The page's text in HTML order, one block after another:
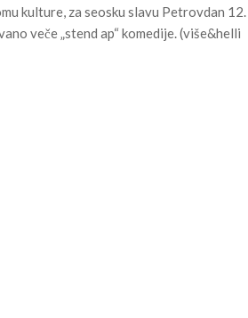
nasle... 27. APRIL 2026.
v...
pri...
kulture, za seosku slavu Petrovdan 12.
veče „stend ap“ komedije. (više&helli